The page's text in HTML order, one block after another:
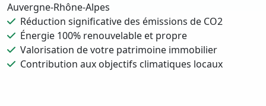
Auvergne-Rhône-Alpes
Réduction significative des émissions de CO2
Énergie 100% renouvelable et propre
Valorisation de votre patrimoine immobilier
Contribution aux objectifs climatiques locaux